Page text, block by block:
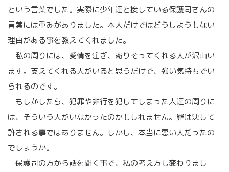
という言葉でした。実際に少年達と接している保護司さんの
言葉には重みがありました。本人だけではどうしようもない
理由がある事を教えてくれました。
私の周りには、愛情を注ぎ、寄りそってくれる人が沢山い
ます。支えてくれる人がいると思うだけで、強い気持ちでい
られるのです。
もしかしたら、犯罪や非行を犯してしまった人達の周りに
は、そういう人がいなかったのかもしれません。罪は決して
許される事ではありません。しかし、本当に悪い人だったの
でしょうか。
保護司の方から話を聞く事で、私の考え方も変わりまし